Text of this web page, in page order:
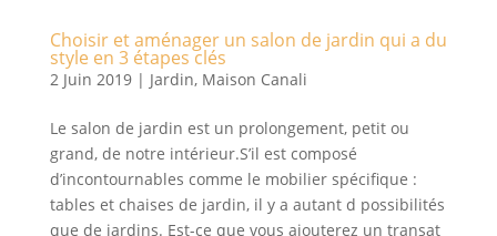
Choisir et aménager un salon de jardin qui a du
style en 3 étapes clés
2 Juin 2019| Jardin, Maison Canali
Le salon de jardin est un prolongement, petit ou
grand, de notre intérieur.S’il est composé
d’incontournables comme le mobilier spécifique :
tables et chaises de jardin, il y a autant d possibilités
que de jardins. Est-ce que vous ajouterez un transat